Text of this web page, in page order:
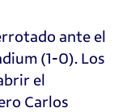
ante el
(1-0). Los
el
Carlos